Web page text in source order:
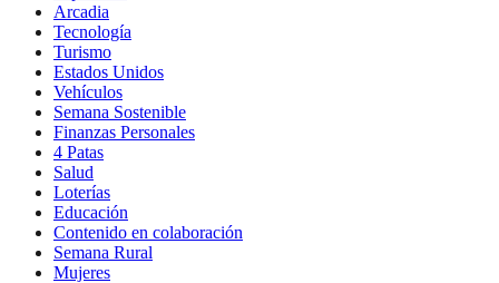
Arcadia
Tecnología
Turismo
Estados Unidos
Vehículos
Semana Sostenible
Finanzas Personales
4 Patas
Salud
Loterías
Educación
Contenido en colaboración
Semana Rural
Mujeres